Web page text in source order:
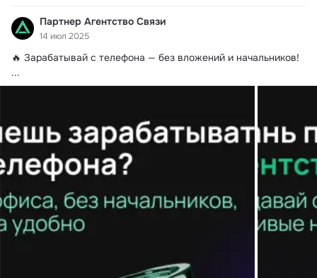
Партнер Агентство Связи
14 июл 2025
🔥 Зарабатывай с телефона — без вложений и начальников!
...